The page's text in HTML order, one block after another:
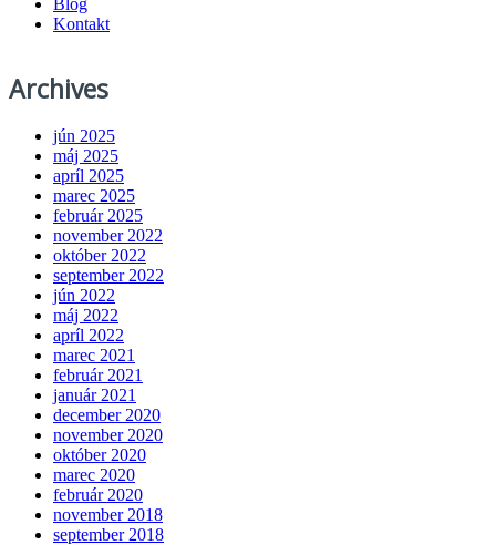
Blog
Kontakt
Archives
jún 2025
máj 2025
apríl 2025
marec 2025
február 2025
november 2022
október 2022
september 2022
jún 2022
máj 2022
apríl 2022
marec 2021
február 2021
január 2021
december 2020
november 2020
október 2020
marec 2020
február 2020
november 2018
september 2018